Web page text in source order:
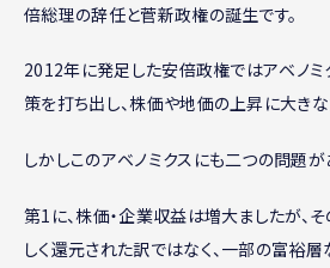
倍総理の辞任と菅新政権の誕生です。
2012年に発足した安倍政権ではアベノミ
策を打ち出し、株価や地価の上昇に大きな
しかしこのアベノミクスにも二つの問題が
第1に、株価・企業収益は増大ましたが、
しく還元された訳ではなく、一部の富裕